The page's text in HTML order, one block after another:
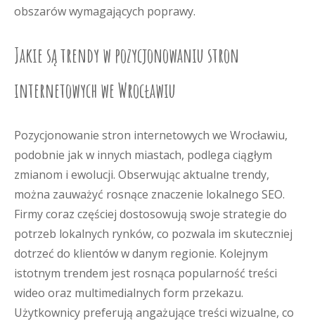
obszarów wymagających poprawy.
Jakie są trendy w pozycjonowaniu stron
internetowych we Wrocławiu
Pozycjonowanie stron internetowych we Wrocławiu,
podobnie jak w innych miastach, podlega ciągłym
zmianom i ewolucji. Obserwując aktualne trendy,
można zauważyć rosnące znaczenie lokalnego SEO.
Firmy coraz częściej dostosowują swoje strategie do
potrzeb lokalnych rynków, co pozwala im skuteczniej
dotrzeć do klientów w danym regionie. Kolejnym
istotnym trendem jest rosnąca popularność treści
wideo oraz multimedialnych form przekazu.
Użytkownicy preferują angażujące treści wizualne, co